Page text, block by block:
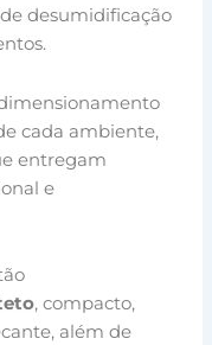
desumidificação
cada ambiente,
entregam
e
, compacto,
além de